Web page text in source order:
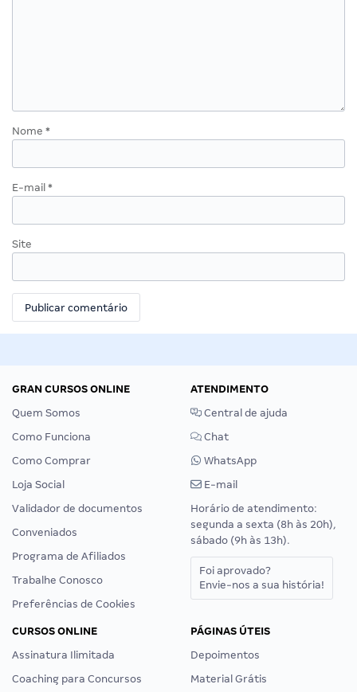
Nome *
E-mail *
Site
GRAN CURSOS ONLINE
Quem Somos
Como Funciona
Como Comprar
Loja Social
Validador de documentos
Conveniados
Programa de Afiliados
Trabalhe Conosco
Preferências de Cookies
ATENDIMENTO
Central de ajuda
Chat
WhatsApp
E-mail
Horário de atendimento:
segunda a sexta (8h às 20h),
sábado (9h às 13h).
Foi aprovado?
Envie-nos a sua história!
CURSOS ONLINE
Assinatura Ilimitada
Coaching para Concursos
PÁGINAS ÚTEIS
Depoimentos
Material Grátis